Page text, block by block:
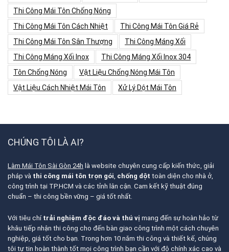
Thi Công Mái Tôn Chống Nóng
Thi Công Mái Tôn Cách Nhiệt
Thi Công Mái Tôn Giá Rẻ
Thi Công Mái Tôn Sân Thượng
Thi Công Máng Xối
Thi Công Máng Xối Inox
Thi Công Máng Xối Inox 304
Tôn Chống Nóng
Vật Liệu Chống Nóng Mái Tôn
Vật Liệu Cách Nhiệt Mái Tôn
Xử Lý Dột Mái Tôn
CHÚNG TÔI LÀ AI?
Làm Mái Tôn Sài Gòn 24h là website chuyên cung cấp kiến thức, giải
pháp và thi công mái tôn trọn gói, chống dột toàn diện cho nhà ở,
công trình tại TP.HCM và các tỉnh lân cận. Cam kết kỹ thuật đúng
chuẩn – thi công bền vững – giá tốt nhất.
Với tiêu chí trải nghiệm độc đáo và thú vị mang đến sự hoàn hảo từ
khâu tiếp nhận thi công cho đến bàn giao công trình một cách chuyên
nghiệp, giá tốt cho bạn. Trong hơn 10 năm thi công và thiết kế, chúng
tôi tự tin hoàn thành tốt mọi công trình bạn cần với độ chính xác cao và